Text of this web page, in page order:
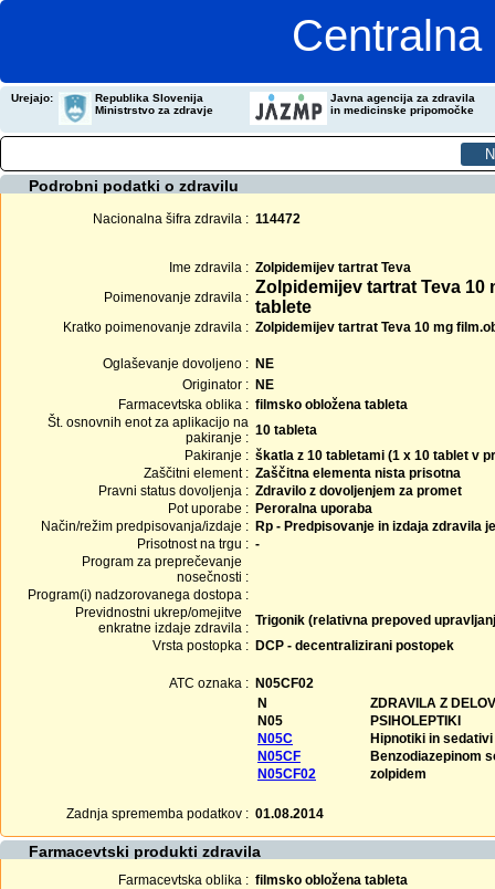
Urejajo:
Republika Slovenija
Ministrstvo za zdravje
Javna agencija za zdravila
in medicinske pripomočke
Podrobni podatki o zdravilu
Nacionalna šifra zdravila : 114472
Ime zdravila : Zolpidemijev tartrat Teva
Poimenovanje zdravila :
Zolpidemijev tartrat Teva 10
tablete
Kratko poimenovanje zdravila : Zolpidemijev tartrat Teva 10 mg
Oglaševanje dovoljeno : NE
Originator : NE
Farmacevtska oblika : filmsko obložena tableta
Št. osnovnih enot za aplikacijo na
pakiranje : 10 tableta
Pakiranje : škatla z 10 tabletami (1 x 10 tablet v
Zaščitni element : Zaščitna elementa nista prisotna
Pravni status dovoljenja : Zdravilo z dovoljenjem za promet
Pot uporabe : Peroralna uporaba
Način/režim predpisovanja/izdaje : Rp - Predpisovanje in izdaja zdravila
Prisotnost na trgu : -
Program za preprečevanje
nosečnosti :
Program(i) nadzorovanega dostopa :
Previdnostni ukrep/omejitve
enkratne izdaje zdravila : Trigonik (relativna prepoved
Vrsta postopka : DCP - decentralizirani postopek
ATC oznaka : N05CF02
N
ZDRAVILA Z
N05
PSIHOLEPTIKI
N05C
Hipnotiki in sedativi
N05CF
Benzodiazepinom
N05CF02
zolpidem
Zadnja sprememba podatkov : 01.08.2014
Farmacevtski produkti zdravila
Farmacevtska oblika : filmsko obložena tableta